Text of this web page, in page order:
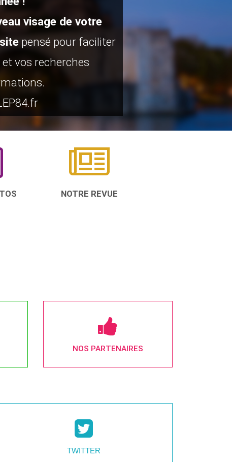
visage de votre
pensé pour faciliter
vos recherches
NOTRE REVUE
NOS PARTENAIRES
TWITTER